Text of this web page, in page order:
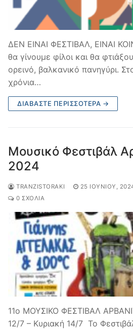
ΔΕΝ ΕΙΝΑΙ ΦΕΣΤΙΒΑΛ, ΕΙΝΑΙ
θα γίνουμε φίλοι και θα
ορεινό, βαλκανικό πανηγύρι.
χρόνια…
ΔΙΑΒΆΣΤΕ ΠΕΡΙΣΣΌΤΕΡΑ →
Μουσικό Φεστιβάλ
2024
TRANZISTORAKI 25 ΙΟΥΝΊΟΥ,
0 ΣΧΌΛΙΑ
11o ΜΟΥΣΙΚΟ ΦΕΣΤΙΒΑΛ
12/7 – Κυριακή 14/7 Το